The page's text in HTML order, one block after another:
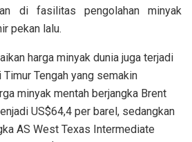
di fasilitas pengolahan minyak
pekan lalu.
harga minyak dunia juga terjadi
Tengah yang semakin
minyak mentah berjangka Brent
US$64,4 per barel, sedangkan
AS West Texas Intermediate